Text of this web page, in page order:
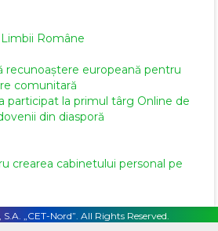
Române
recunoaștere europeană pentru
comunitară
a participat la primul târg Online de
din diasporă
crearea cabinetului personal pe
„CET-Nord”. All Rights Reserved.